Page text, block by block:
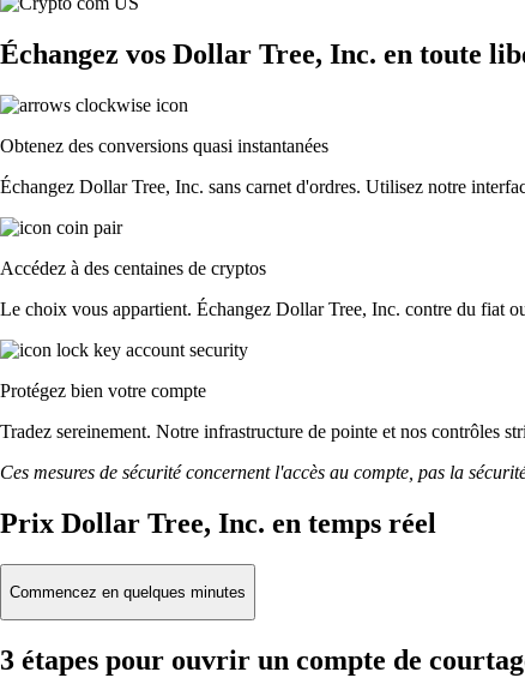
Échangez vos Dollar Tree, Inc. en toute
Obtenez des conversions quasi instantanées
Échangez Dollar Tree, Inc. sans carnet d'ordres. Utilisez notre
Accédez à des centaines de cryptos
Le choix vous appartient. Échangez Dollar Tree, Inc. contre du fiat
Protégez bien votre compte
Tradez sereinement. Notre infrastructure de pointe et nos contrôles
Ces mesures de sécurité concernent l'accès au compte, pas la
Prix Dollar Tree, Inc. en temps réel
Commencez en quelques minutes
3 étapes pour ouvrir un compte de